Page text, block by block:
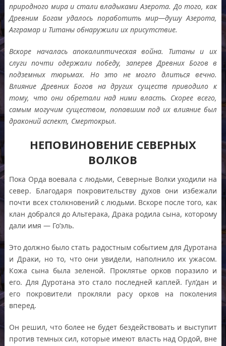
природного мира и стали владыками Азерота. До того, как
Древним Богам удалось поработить мир—душу Азерота,
Агграмар и Титаны обнаружили их присутствие.
Вскоре началась апокалиптическая война. Титаны и их
слуги почти одержали победу, заперев Древних Богов в
подземных тюрьмах. Но это не могло длиться вечно.
Влияние Древних Богов на других существ приводило к
тому, что они обретали над ними власть. Скорее всего,
самым могучим существом, попавшим под их влияние был
драконий аспект, Смертокрыл.
НЕПОВИНОВЕНИЕ СЕВЕРНЫХ
ВОЛКОВ
Пока Орда воевала с людьми, Северные Волки уходили на
север. Благодаря покровительству духов они избежали
почти всех столкновений с людьми. Вскоре после того, как
клан добрался до Альтерака, Драка родила сына, которому
дали имя — Го’эль.
Это должно было стать радостным событием для Дуротана
и Драки, но то, что они увидели, наполнило их ужасом.
Кожа сына была зеленой. Проклятье орков поразило и
его. Для Дуротана это стало последней каплей. Гул’дан и
его покровители прокляли расу орков на поколения
вперед.
Он решил, что более не будет бездействовать и выступит
против темных сил, которые имеют власть над Ордой, вне